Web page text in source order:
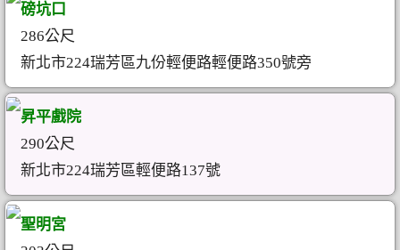
磅坑口
286公尺
新北市224瑞芳區九份輕便路輕便路350號旁
昇平戲院
290公尺
新北市224瑞芳區輕便路137號
聖明宮